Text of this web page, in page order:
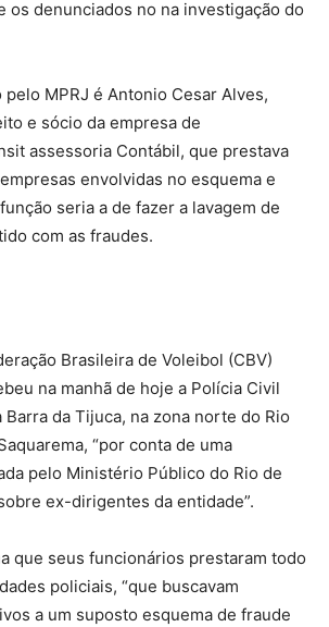
os denunciados no na investigação do
MPRJ é Antonio Cesar Alves,
e sócio da empresa de
assessoria Contábil, que prestava
envolvidas no esquema e
seria a de fazer a lavagem de
com as fraudes.
Brasileira de Voleibol (CBV)
na manhã de hoje a Polícia Civil
Barra da Tijuca, na zona norte do Rio
“por conta de uma
pelo Ministério Público do Rio de
ex-dirigentes da entidade”.
que seus funcionários prestaram todo
policiais, “que buscavam
a um suposto esquema de fraude